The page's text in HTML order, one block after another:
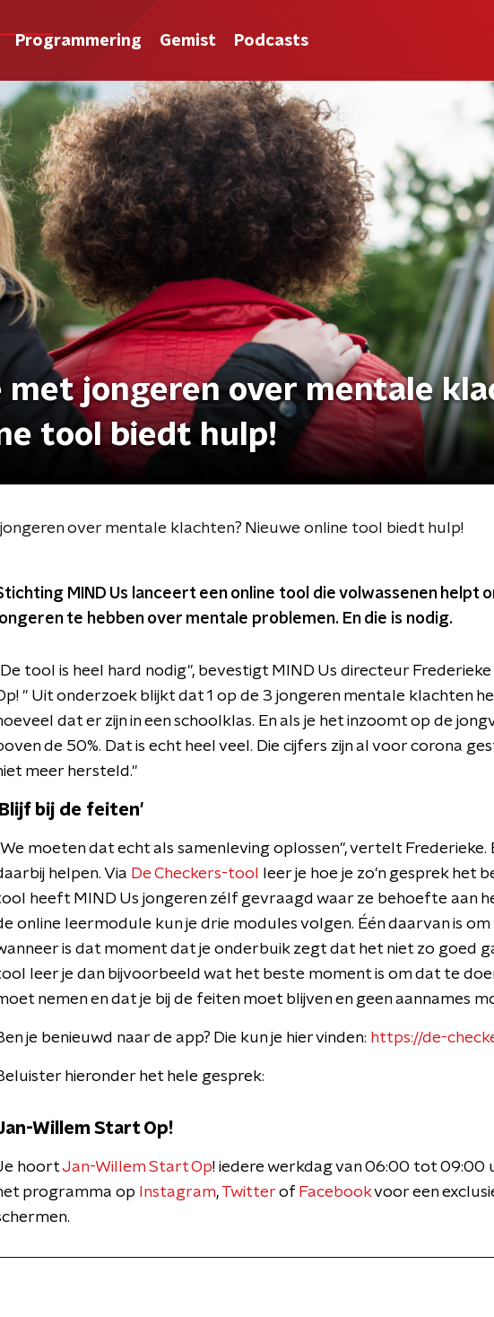
Programmering Gemist Podcasts
met jongeren over mentale
tool biedt hulp!
over mentale klachten? Nieuwe online tool biedt hulp!
MIND Us lanceert een online tool die volwassenen helpt
te hebben over mentale problemen. En die is nodig.
tool is heel hard nodig", bevestigt MIND Us directeur
" Uit onderzoek blijkt dat 1 op de 3 jongeren mentale klachten
dat er zijn in een schoolklas. En als je het inzoomt op de
de 50%. Dat is echt heel veel. Die cijfers zijn al voor corona
meer hersteld."
bij de feiten'
moeten dat echt als samenleving oplossen", vertelt Frederieke.
helpen. Via De Checkers-tool
leer je hoe je zo'n gesprek het
heeft MIND Us jongeren zélf gevraagd waar ze behoefte aan
online leermodule kun je drie modules volgen. Één daarvan is om
is dat moment dat je onderbuik zegt dat het niet zo goed
leer je dan bijvoorbeeld wat het beste moment is om dat te
nemen en dat je bij de feiten moet blijven en geen aannames
je benieuwd naar de app? Die kun je hier vinden: https://de-
hieronder het hele gesprek:
Willem Start Op!
hoortJan-Willem Start Op! iedere werkdag van 06:00 tot 09:00
programma op
Instagram, Twitter of Facebookvoor een